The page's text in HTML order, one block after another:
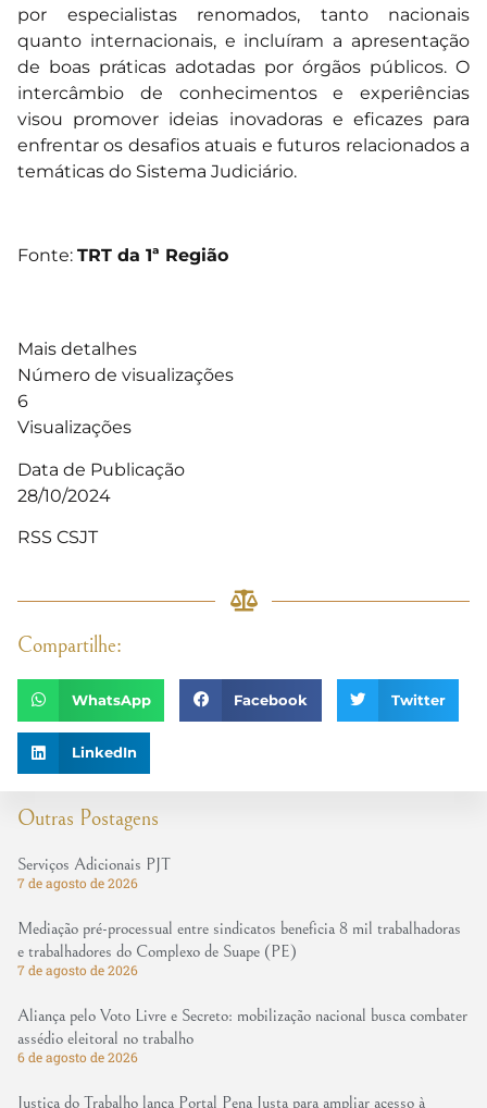
Outras Postagens
Serviços Adicionais PJT
7 de agosto de 2026
Mediação pré-processual entre sindicatos beneficia 8 mil trabalhadoras
e trabalhadores do Complexo de Suape (PE)
7 de agosto de 2026
Aliança pelo Voto Livre e Secreto: mobilização nacional busca combater
assédio eleitoral no trabalho
6 de agosto de 2026
Justiça do Trabalho lança Portal Pena Justa para ampliar acesso à
por especialistas renomados, tanto nacionais
quanto internacionais, e incluíram a apresentação
de boas práticas adotadas por órgãos públicos. O
intercâmbio de conhecimentos e experiências
visou promover ideias inovadoras e eficazes para
enfrentar os desafios atuais e futuros relacionados a
temáticas do Sistema Judiciário.
Fonte: TRT da 1ª Região
Mais detalhes
Número de visualizações
6
Visualizações
Data de Publicação
28/10/2024
RSS CSJT
Compartilhe:
WhatsApp Facebook Twitter
LinkedIn